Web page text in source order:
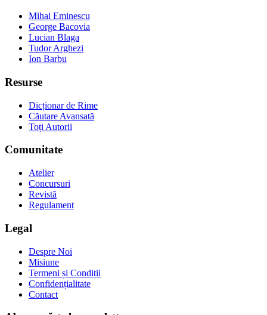
Mihai Eminescu
George Bacovia
Lucian Blaga
Tudor Arghezi
Ion Barbu
Resurse
Dicționar de Rime
Căutare Avansată
Toți Autorii
Comunitate
Atelier
Concursuri
Revistă
Regulament
Legal
Despre Noi
Misiune
Termeni și Condiții
Confidențialitate
Contact